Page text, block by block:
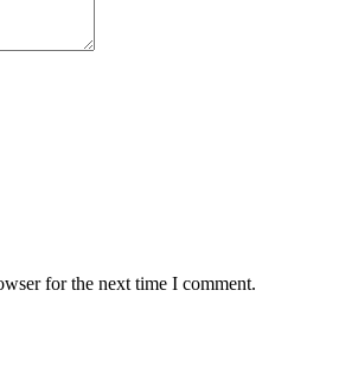
for the next time I comment.